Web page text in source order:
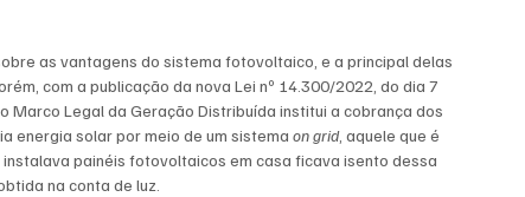
as vantagens do sistema fotovoltaico, e a principal delas
com a publicação da nova Lei nº 14.300/2022, do dia 7
Marco Legal da Geração Distribuída institui a cobrança dos
energia solar por meio de um sistema on grid, aquele que é
painéis fotovoltaicos em casa ficava isento dessa
na conta de luz.